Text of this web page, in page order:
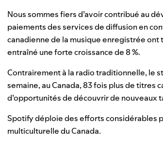
Nous sommes fiers d’avoir contribué au
paiements des services de diffusion en
canadienne de la musique enregistrée ont
entraîné une forte croissance de 8 %.
Contrairement à la radio traditionnelle, le
semaine, au Canada, 83 fois plus de titres
d’opportunités de découvrir de nouveaux
Spotify déploie des efforts considérables
multiculturelle du Canada.